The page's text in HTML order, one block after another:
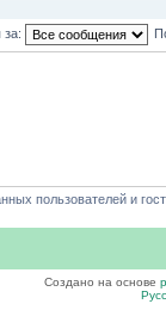
за:
пользователей и
Создано на основе